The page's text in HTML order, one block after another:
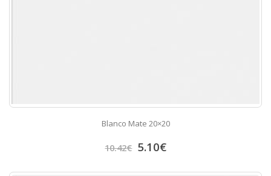
Blanco Mate 20×20
10.42€ 5.10€